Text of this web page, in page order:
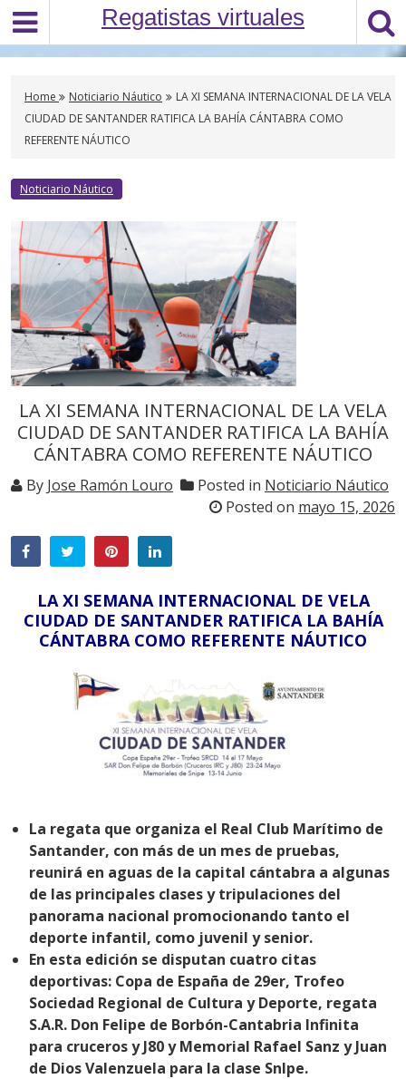
i
Regatistas virtuales
Home Noticiario Náutico
LA XI SEMANA INTERNACIONAL DE LA VELA
CIUDAD DE SANTANDER RATIFICA LA BAHÍA CÁNTABRA COMO
REFERENTE NÁUTICO
Noticiario Náutico
LA XI SEMANA INTERNACIONAL DE LA VELA
CIUDAD DE SANTANDER RATIFICA LA BAHÍA
CÁNTABRA COMO REFERENTE NÁUTICO
By Jose Ramón Louro Posted in Noticiario Náutico
Posted on mayo 15, 2026
LA XI SEMANA INTERNACIONAL DE VELA
CIUDAD DE SANTANDER RATIFICA LA BAHÍA
CÁNTABRA COMO REFERENTE NÁUTICO
La regata que organiza el Real Club Marítimo de
Santander, con más de un mes de pruebas,
reunirá en aguas de la capital cántabra a algunas
de las principales clases y tripulaciones del
panorama nacional promocionando tanto el
deporte infantil, como juvenil y senior.
En esta edición se disputan cuatro citas
deportivas: Copa de España de 29er, Trofeo
Sociedad Regional de Cultura y Deporte, regata
S.A.R. Don Felipe de Borbón-Cantabria Infinita
para cruceros y J80 y Memorial Rafael Sanz y Juan
de Dios Valenzuela para la clase SnIpe.